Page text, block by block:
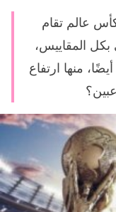
عالم تقام
المقاييس،
منها ارتفاع